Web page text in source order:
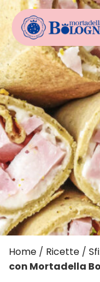
Home / Ricette /
con Mortadella